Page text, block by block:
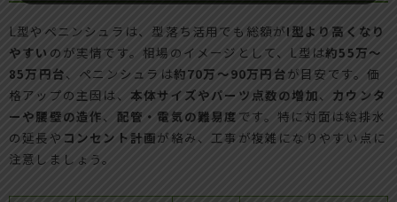
L型やペニンシュラは、型落ち活用でも総額がI型より高くなり
やすい のが実情です。相場のイメージとして、L型は約55万〜
85万円台、ペニンシュラは約70万〜90万円台が目安です。価
格アップの主因は、 本体サイズやパーツ点数の増加、 カウンタ
ーや腰壁の造作、 配管・電気の難易度 です。特に対面は給排水
の延長や コンセント計画が絡み、工事が複雑になりやすい点に
注意しましょう。